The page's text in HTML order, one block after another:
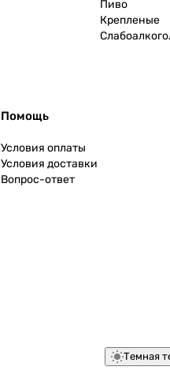
Пиво
Крепленые
Помощь
Условия оплаты
Условия доставки
Вопрос-ответ
Темная